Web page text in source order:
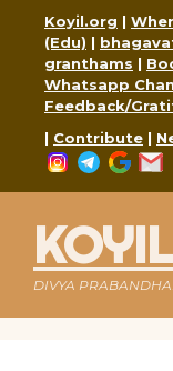
content
Koyil.org |
(Edu) |
granthams |
Whatsapp
Feedback/
| Contribute |
Instagram
Telegram
DIVYA